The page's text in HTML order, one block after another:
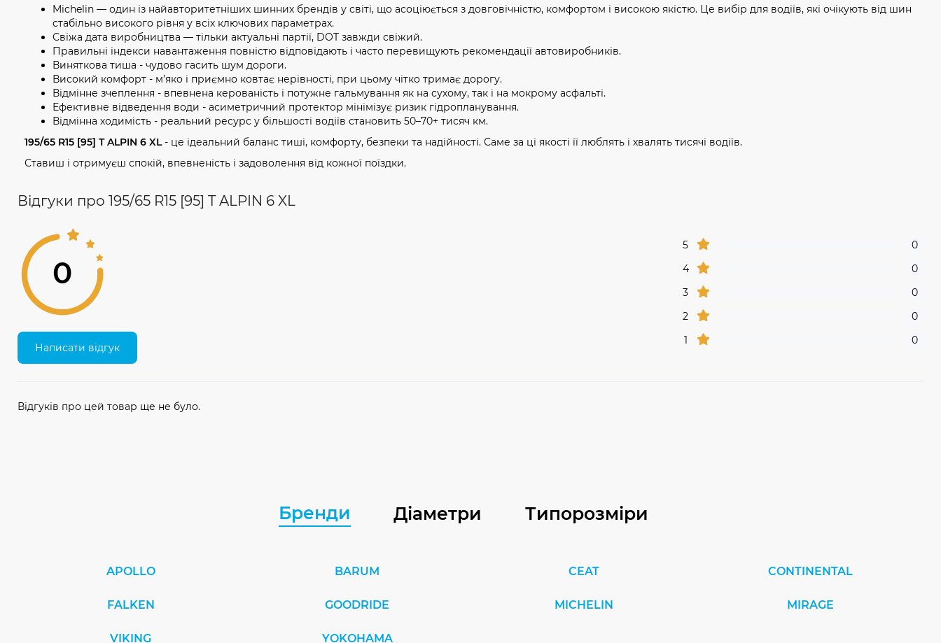
Michelin — один із найавторитетніших шинних брендів у світі, що асоціюється з довговічністю, комфортом і високою якістю. Це вибір для водіїв, які очікують від шин
стабільно високого рівня у всіх ключових параметрах.
Свіжа дата виробництва — тільки актуальні партії, DOT завжди свіжий.
Правильні індекси навантаження повністю відповідають і часто перевищують рекомендації автовиробників.
Виняткова тиша - чудово гасить шум дороги.
Високий комфорт - м’яко і приємно ковтає нерівності, при цьому чітко тримає дорогу.
Відмінне зчеплення - впевнена керованість і потужне гальмування як на сухому, так і на мокрому асфальті.
Ефективне відведення води - асиметричний протектор мінімізує ризик гідропланування.
Відмінна ходимість - реальний ресурс у більшості водіїв становить 50–70+ тисяч км.
195/65 R15 [95] T ALPIN 6 XL- це ідеальний баланс тиші, комфорту, безпеки та надійності. Саме за ці якості її люблять і хвалять тисячі водіїв.
Ставиш і отримуєш спокій, впевненість і задоволення від кожної поїздки.
Відгуки про 195/65 R15 [95] T ALPIN 6 XL
0
Написати відгук
5
0
4
0
3
0
2
0
1
0
Відгуків про цей товар ще не було.
Бренди Діаметри Типорозміри
APOLLO BARUM CEAT CONTINENTAL
FALKEN GOODRIDE MICHELIN MIRAGE
VIKING YOKOHAMA